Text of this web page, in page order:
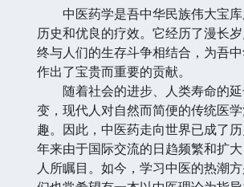
中医药学是吾中华民族伟大宝库
历史和优良的疗效。它经历了漫长
终与人们的生存斗争相结合，为吾
作出了宝贵而重要的贡献。
随着社会的进步、人类寿命的延
变，现代人对自然而简便的传统医
趣。因此，中医药走向世界已成了
年来由于国际交流的日趋频繁和扩
人所瞩目。如今，学习中医的热潮